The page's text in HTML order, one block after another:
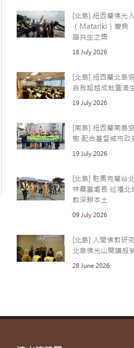
[北島] 紐西蘭佛光
（Matariki）慶典
諧共生之槳
18 July 2026
[北島] 紐西蘭北島
自我超越成就圓滿
19 July 2026
[南島] 紐西蘭南島
樹 配合基督城市政
19 July 2026
[北島] 駐奧克蘭台
林晨富處長 巡禮北
教深耕本土
09 July 2026
[北島] 人間佛教研
北島佛光山開講般
28 June 2026